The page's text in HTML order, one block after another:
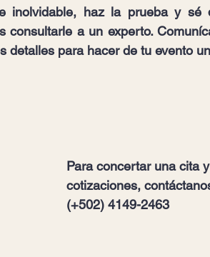
inolvidable, haz la prueba y sé
consultarle a un experto.
detalles para hacer de tu evento
Para concertar una cita
cotizaciones,
(+502) 4149-2463